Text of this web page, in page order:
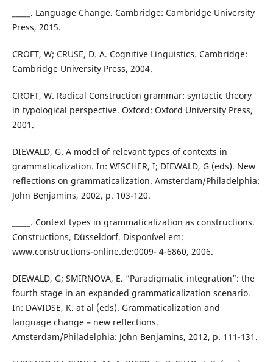
_____. Language Change. Cambridge: Cambridge University
Press, 2015.
CROFT, W; CRUSE, D. A. Cognitive Linguistics. Cambridge:
Cambridge University Press, 2004.
CROFT, W. Radical Construction grammar: syntactic theory
in typological perspective. Oxford: Oxford University Press,
2001.
DIEWALD, G. A model of relevant types of contexts in
grammaticalization. In: WISCHER, I; DIEWALD, G (eds). New
reflections on grammaticalization. Amsterdam/Philadelphia:
John Benjamins, 2002, p. 103-120.
_____. Context types in grammaticalization as constructions.
Constructions, Düsseldorf. Disponível em:
www.constructions-online.de:0009- 4-6860, 2006.
DIEWALD, G; SMIRNOVA, E. “Paradigmatic integration”: the
fourth stage in an expanded grammaticalization scenario.
In: DAVIDSE, K. at al (eds). Grammaticalization and
language change – new reflections.
Amsterdam/Philadelphia: John Benjamins, 2012, p. 111-131.